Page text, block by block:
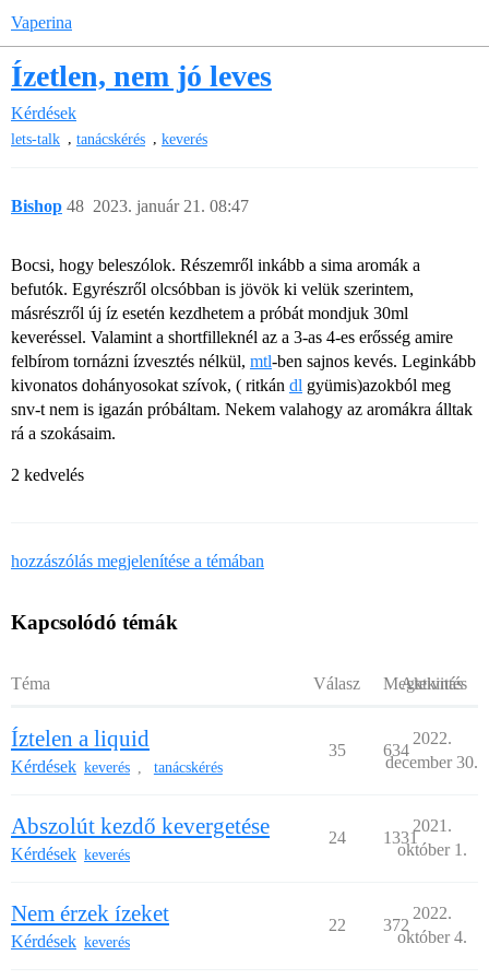
Vaperina
Ízetlen, nem jó leves
Kérdések
lets-talk , tanácskérés , keverés
Bishop 2023. január 21. 08:47
48
Bocsi, hogy beleszólok. Részemről inkább a sima aromák a
befutók. Egyrészről olcsóbban is jövök ki velük szerintem,
másrészről új íz esetén kezdhetem a próbát mondjuk 30ml
keveréssel. Valamint a shortfilleknél az a 3-as 4-es erősség amire
felbírom tornázni ízvesztés nélkül, mtl-ben sajnos kevés. Leginkább
kivonatos dohányosokat szívok, ( ritkán dl gyümis)azokból meg
snv-t nem is igazán próbáltam. Nekem valahogy az aromákra álltak
rá a szokásaim.
2 kedvelés
hozzászólás megjelenítése a témában
Kapcsolódó témák
Téma Válasz Megtekintés
Aktivitás
Íztelen a liquid
Kérdések keverés , tanácskérés
35 634
2022.
december 30.
Abszolút kezdő kevergetése
Kérdések keverés
24 1331
2021.
október 1.
Nem érzek ízeket
Kérdések keverés
22 372
2022.
október 4.